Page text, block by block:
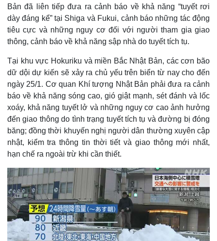
Bản đã liên tiếp đưa ra cảnh báo về khả năng “tuyết rơi
dày đáng kể” tại Shiga và Fukui, cảnh báo những tác động
tiêu cực và những nguy cơ đối với người tham gia giao
thông, cảnh báo về khả năng sập nhà do tuyết tích tụ.
Tại khu vực Hokuriku và miền Bắc Nhật Bản, các cơn bão
dữ dội dự kiến ​​​​sẽ xảy ra chủ yếu trên biển từ nay cho đến
ngày 25/1. Cơ quan Khí tượng Nhật Bản phải đưa ra cảnh
báo về khả năng sóng cao, gió giật mạnh, sét đánh và lốc
xoáy, khả năng tuyết lở và những nguy cơ cao ảnh hưởng
đến giao thông do tình trạng tuyết tích tụ và đường bị đóng
băng; đồng thời khuyến nghị người dân thường xuyên cập
nhật, kiểm tra thông tin thời tiết và giao thông mới nhất,
hạn chế ra ngoài trừ khi cần thiết.